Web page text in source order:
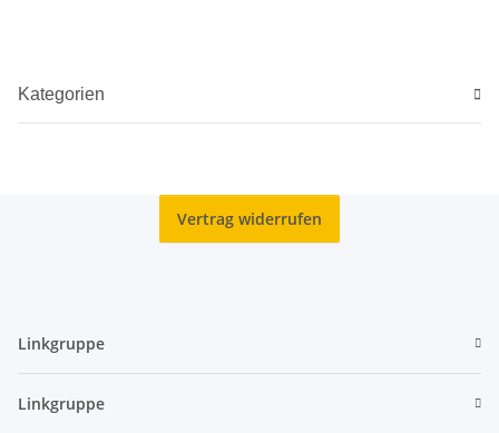
Kategorien
Vertrag widerrufen
Linkgruppe
Linkgruppe